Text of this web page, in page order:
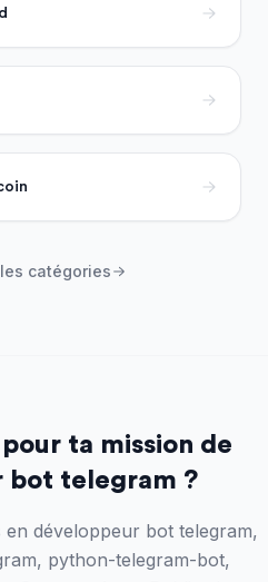
catégories
ta mission de
bot telegram ?
en développeur bot telegram,
python-telegram-bot,